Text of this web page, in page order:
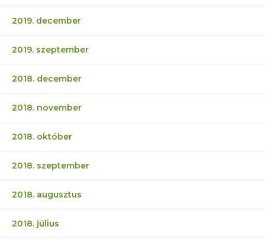
2019. december
2019. szeptember
2018. december
2018. november
2018. október
2018. szeptember
2018. augusztus
2018. július